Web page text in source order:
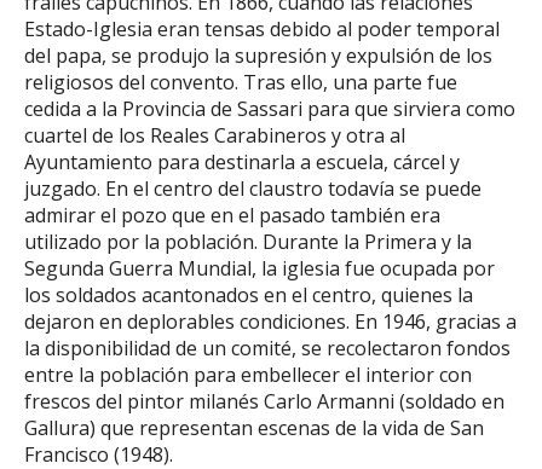
Estado-Iglesia eran tensas debido al poder temporal
del papa, se produjo la supresión y expulsión de los
religiosos del convento. Tras ello, una parte fue
cedida a la Provincia de Sassari para que sirviera como
cuartel de los Reales Carabineros y otra al
Ayuntamiento para destinarla a escuela, cárcel y
juzgado. En el centro del claustro todavía se puede
admirar el pozo que en el pasado también era
utilizado por la población. Durante la Primera y la
Segunda Guerra Mundial, la iglesia fue ocupada por
los soldados acantonados en el centro, quienes la
dejaron en deplorables condiciones. En 1946, gracias a
la disponibilidad de un comité, se recolectaron fondos
entre la población para embellecer el interior con
frescos del pintor milanés Carlo Armanni (soldado en
Gallura) que representan escenas de la vida de San
Francisco (1948).